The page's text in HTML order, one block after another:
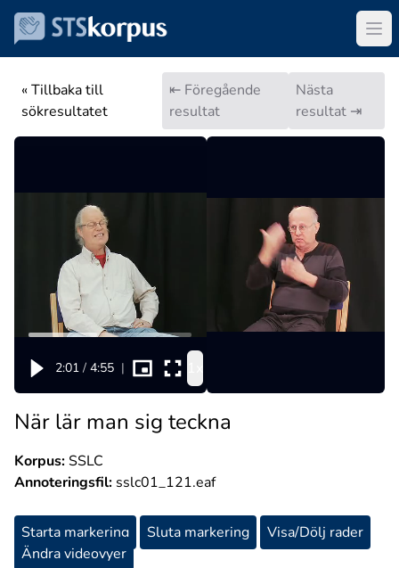
« Tillbaka till
sökresultatet
⇤ Föregående
resultat
Nästa
resultat ⇥
2:01 / 4:55 |
När lär man sig teckna
Korpus:SSLC
Annoteringsfil: sslc01_121.eaf
Starta markering Sluta markering
Visa/Dölj rader
Ändra videovyer